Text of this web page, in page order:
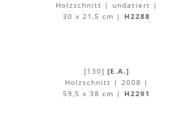
Holzschnitt | undatiert |
30 x 21,5 cm |
H2288
[130] [E.A.]
Holzschnitt | 2008 |
59,5 x 38 cm |
H2291